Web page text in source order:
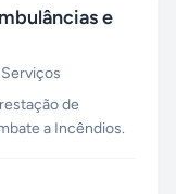
e
de
a Incêndios.